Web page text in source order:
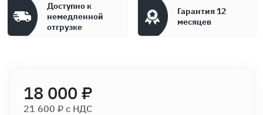
Доступно к
немедленной
отгрузке
Гарантия 12
месяцев
18 000 ₽
21 600 ₽ c НДС